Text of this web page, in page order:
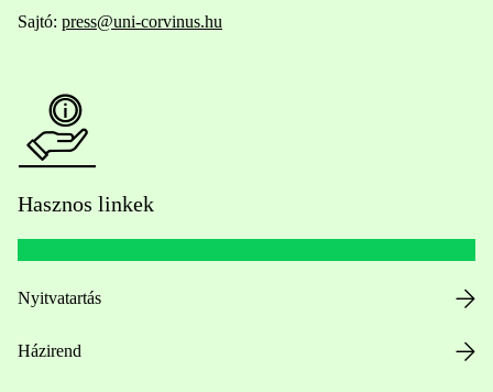
Sajtó: press@uni-corvinus.hu
Hasznos linkek
Nyitvatartás
Házirend